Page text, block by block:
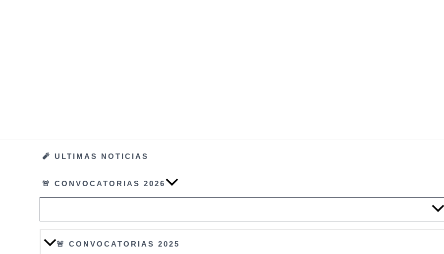
🧨 ULTIMAS NOTICIAS
🚨 CONVOCATORIAS 2026
🚨 CONVOCATORIAS 2025